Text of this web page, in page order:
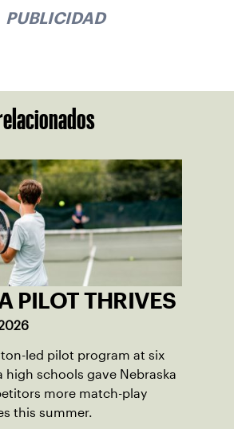
PUBLICIDAD
PILOT THRIVES
led pilot program at six
high schools gave Nebraska
more match-play
this summer.